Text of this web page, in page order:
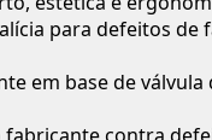
para defeitos de
em base de